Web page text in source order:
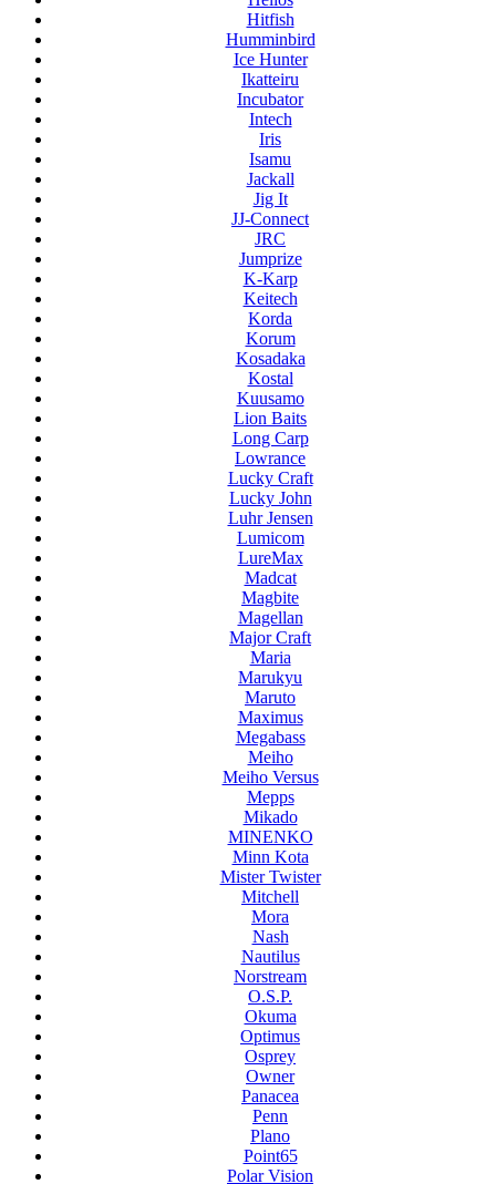
Hitfish
Humminbird
Ice Hunter
Ikatteiru
Incubator
Intech
Iris
Isamu
Jackall
Jig It
JJ-Connect
JRC
Jumprize
K-Karp
Keitech
Korda
Korum
Kosadaka
Kostal
Kuusamo
Lion Baits
Long Carp
Lowrance
Lucky Craft
Lucky John
Luhr Jensen
Lumicom
LureMax
Madcat
Magbite
Magellan
Major Craft
Maria
Marukyu
Maruto
Maximus
Megabass
Meiho
Meiho Versus
Mepps
Mikado
MINENKO
Minn Kota
Mister Twister
Mitchell
Mora
Nash
Nautilus
Norstream
O.S.P.
Okuma
Optimus
Osprey
Owner
Panacea
Penn
Plano
Point65
Polar Vision